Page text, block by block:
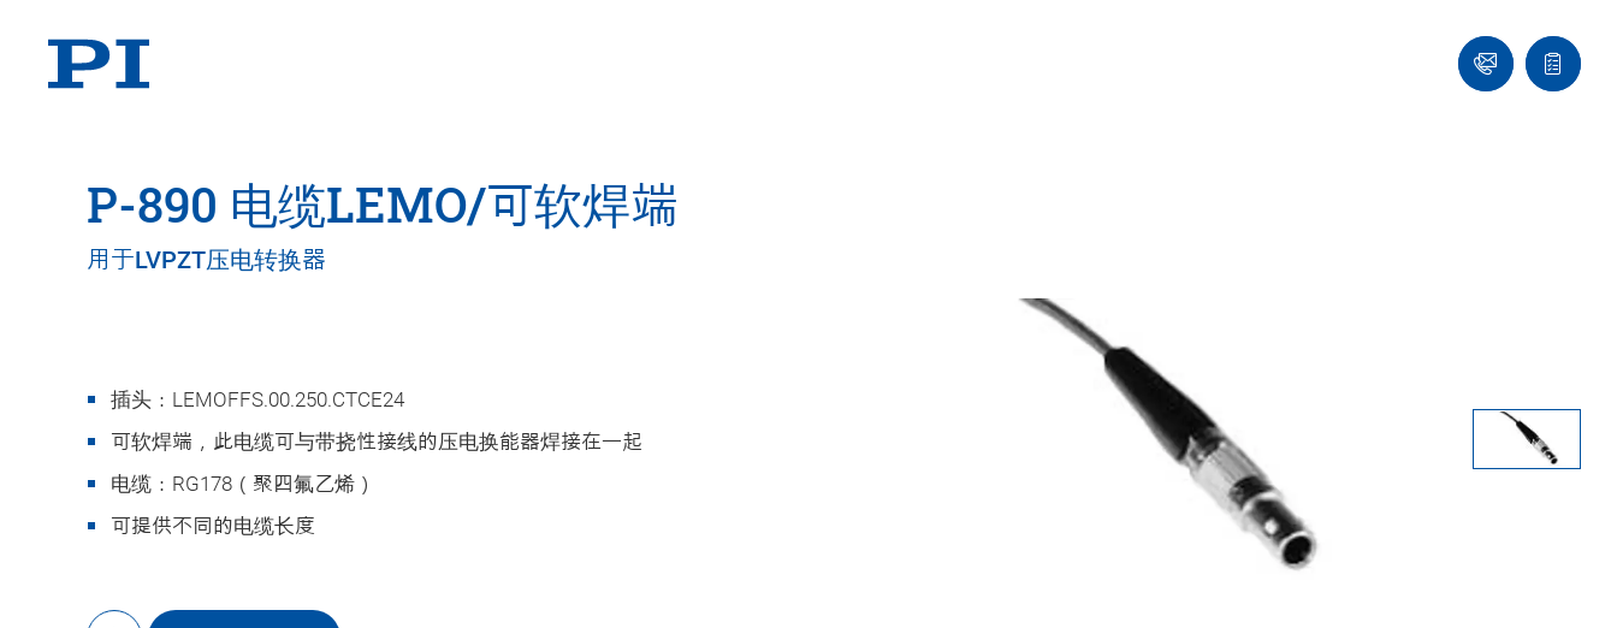
联
系
报
价
P-890 电缆LEMO/可软焊端
用于LVPZT压电转换器
插头：LEMOFFS.00.250.CTCE24
可软焊端，此电缆可与带挠性接线的压电换能器焊接在一起
电缆：RG178（聚四氟乙烯）
可提供不同的电缆长度